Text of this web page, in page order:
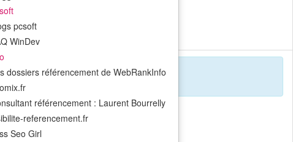
pcsoft
WinDev
dossiers référencement de WebRankInfo
référencement : Laurent Bourrelly
referencement.fr
Seo Girl
.